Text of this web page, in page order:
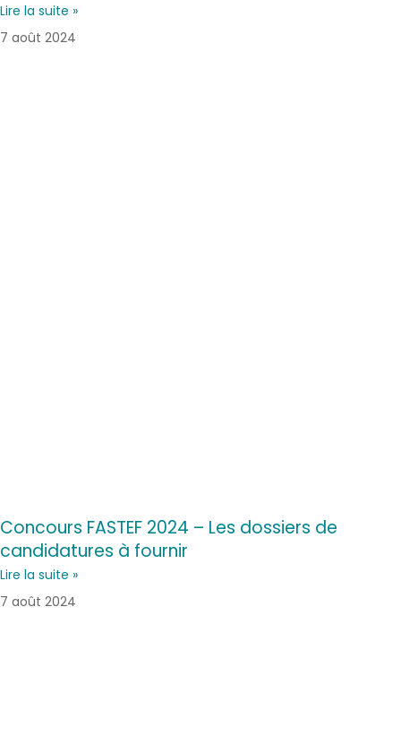
Lire la suite »
7 août 2024
Concours FASTEF 2024 – Les dossiers de
candidatures à fournir
Lire la suite »
7 août 2024